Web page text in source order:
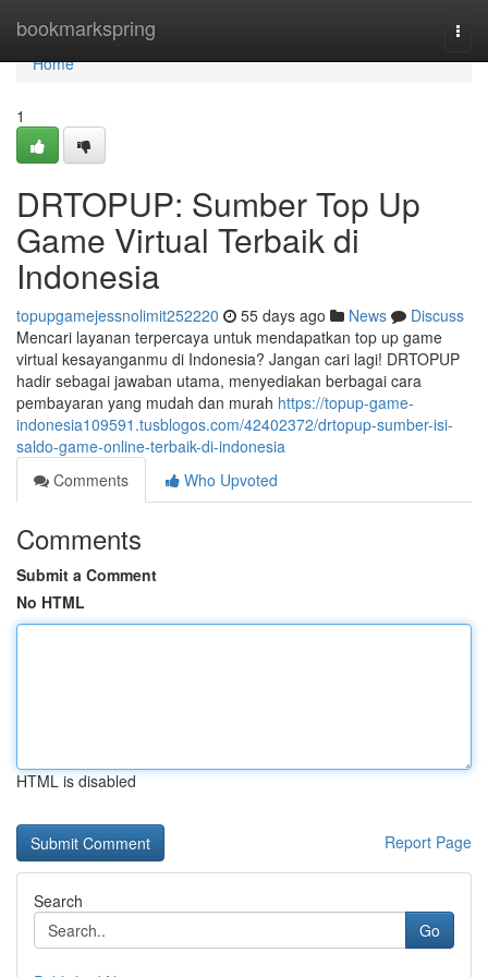
bookmarkspring
Home
Home
1
DRTOPUP: Sumber Top Up
Game Virtual Terbaik di
Indonesia
topupgamejessnolimit252220 55 days ago News
Discuss
Mencari layanan terpercaya untuk mendapatkan top up game
virtual kesayanganmu di Indonesia? Jangan cari lagi! DRTOPUP
hadir sebagai jawaban utama, menyediakan berbagai cara
pembayaran yang mudah dan murah https://topup-game-
indonesia109591.tusblogos.com/42402372/drtopup-sumber-isi-
saldo-game-online-terbaik-di-indonesia
Comments
Who Upvoted
Comments
Submit a Comment
No HTML
HTML is disabled
Report Page
Search
Go